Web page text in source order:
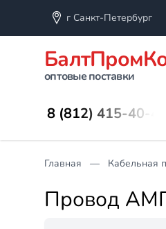
г Санкт-Петербург
оптовые поставки
8 (812) 415-40-45
Главная Кабельная
Провод